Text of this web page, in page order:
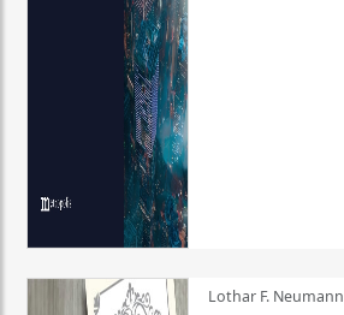
Lothar F. Neumann